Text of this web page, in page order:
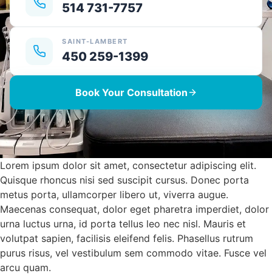
514 731-7757
SAINT-LAMBERT
450 259-1399
Book Your Consultation
Lorem ipsum dolor sit amet, consectetur adipiscing elit.
Quisque rhoncus nisi sed suscipit cursus. Donec porta
metus porta, ullamcorper libero ut, viverra augue.
Maecenas consequat, dolor eget pharetra imperdiet, dolor
urna luctus urna, id porta tellus leo nec nisl. Mauris et
volutpat sapien, facilisis eleifend felis. Phasellus rutrum
purus risus, vel vestibulum sem commodo vitae. Fusce vel
arcu quam.